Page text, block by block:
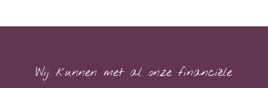
Wij kunnen met al onze financiële